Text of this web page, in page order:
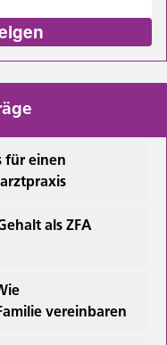
für einen
als ZFA
vereinbaren